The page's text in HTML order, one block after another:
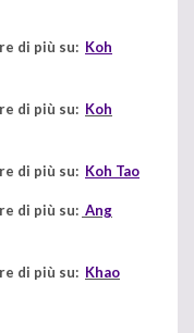
di più su: Koh
di più su: Koh
di più su: Koh Tao
di più su: Ang
di più su: Khao